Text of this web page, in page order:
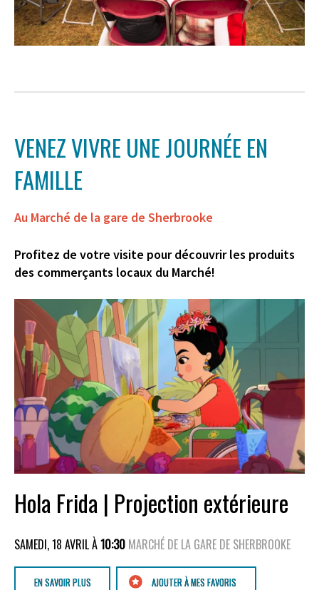
VENEZ VIVRE UNE JOURNÉE EN
FAMILLE
Au Marché de la gare de Sherbrooke
Profitez de votre visite pour découvrir les produits
des commerçants locaux du Marché!
Hola Frida | Projection extérieure
SAMEDI, 18 AVRIL À10:30 MARCHÉ DE LA GARE DE SHERBROOKE
EN SAVOIR PLUS AJOUTER À MES FAVORIS